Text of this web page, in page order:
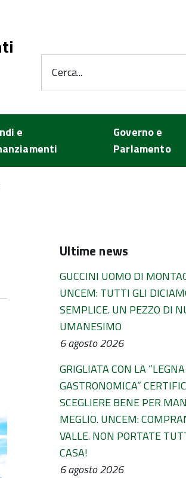
Cerca...
e
Governo e
Parlamento
Ultime news
GUCCINI UOMO DI
UNCEM: TUTTI GLI
SEMPLICE. UN PEZZO DI
UMANESIMO
6 agosto 2026
GRIGLIATA CON LA “LEGNA
GASTRONOMICA”
SCEGLIERE BENE PER
MEGLIO. UNCEM:
VALLE. NON PORTATE
CASA!
6 agosto 2026